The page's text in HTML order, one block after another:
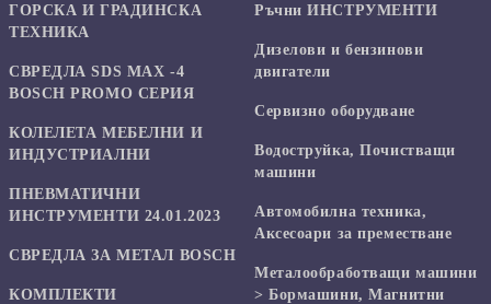
ГОРСКА И ГРАДИНСКА
ТЕХНИКА
СВРЕДЛА SDS MAX -4
BOSCH PROMO СЕРИЯ
КОЛЕЛЕТА МЕБЕЛНИ И
ИНДУСТРИАЛНИ
ПНЕВМАТИЧНИ
ИНСТРУМЕНТИ 24.01.2023
СВРЕДЛА ЗА МЕТАЛ BOSCH
КОМПЛЕКТИ
Ръчни ИНСТРУМЕНТИ
Дизелови и бензинови
двигатели
Сервизно оборудване
Водоструйка, Почистващи
машини
Автомобилна техника,
Аксесоари за преместване
Mеталообработващи машини
> Бормашини, Магнитни